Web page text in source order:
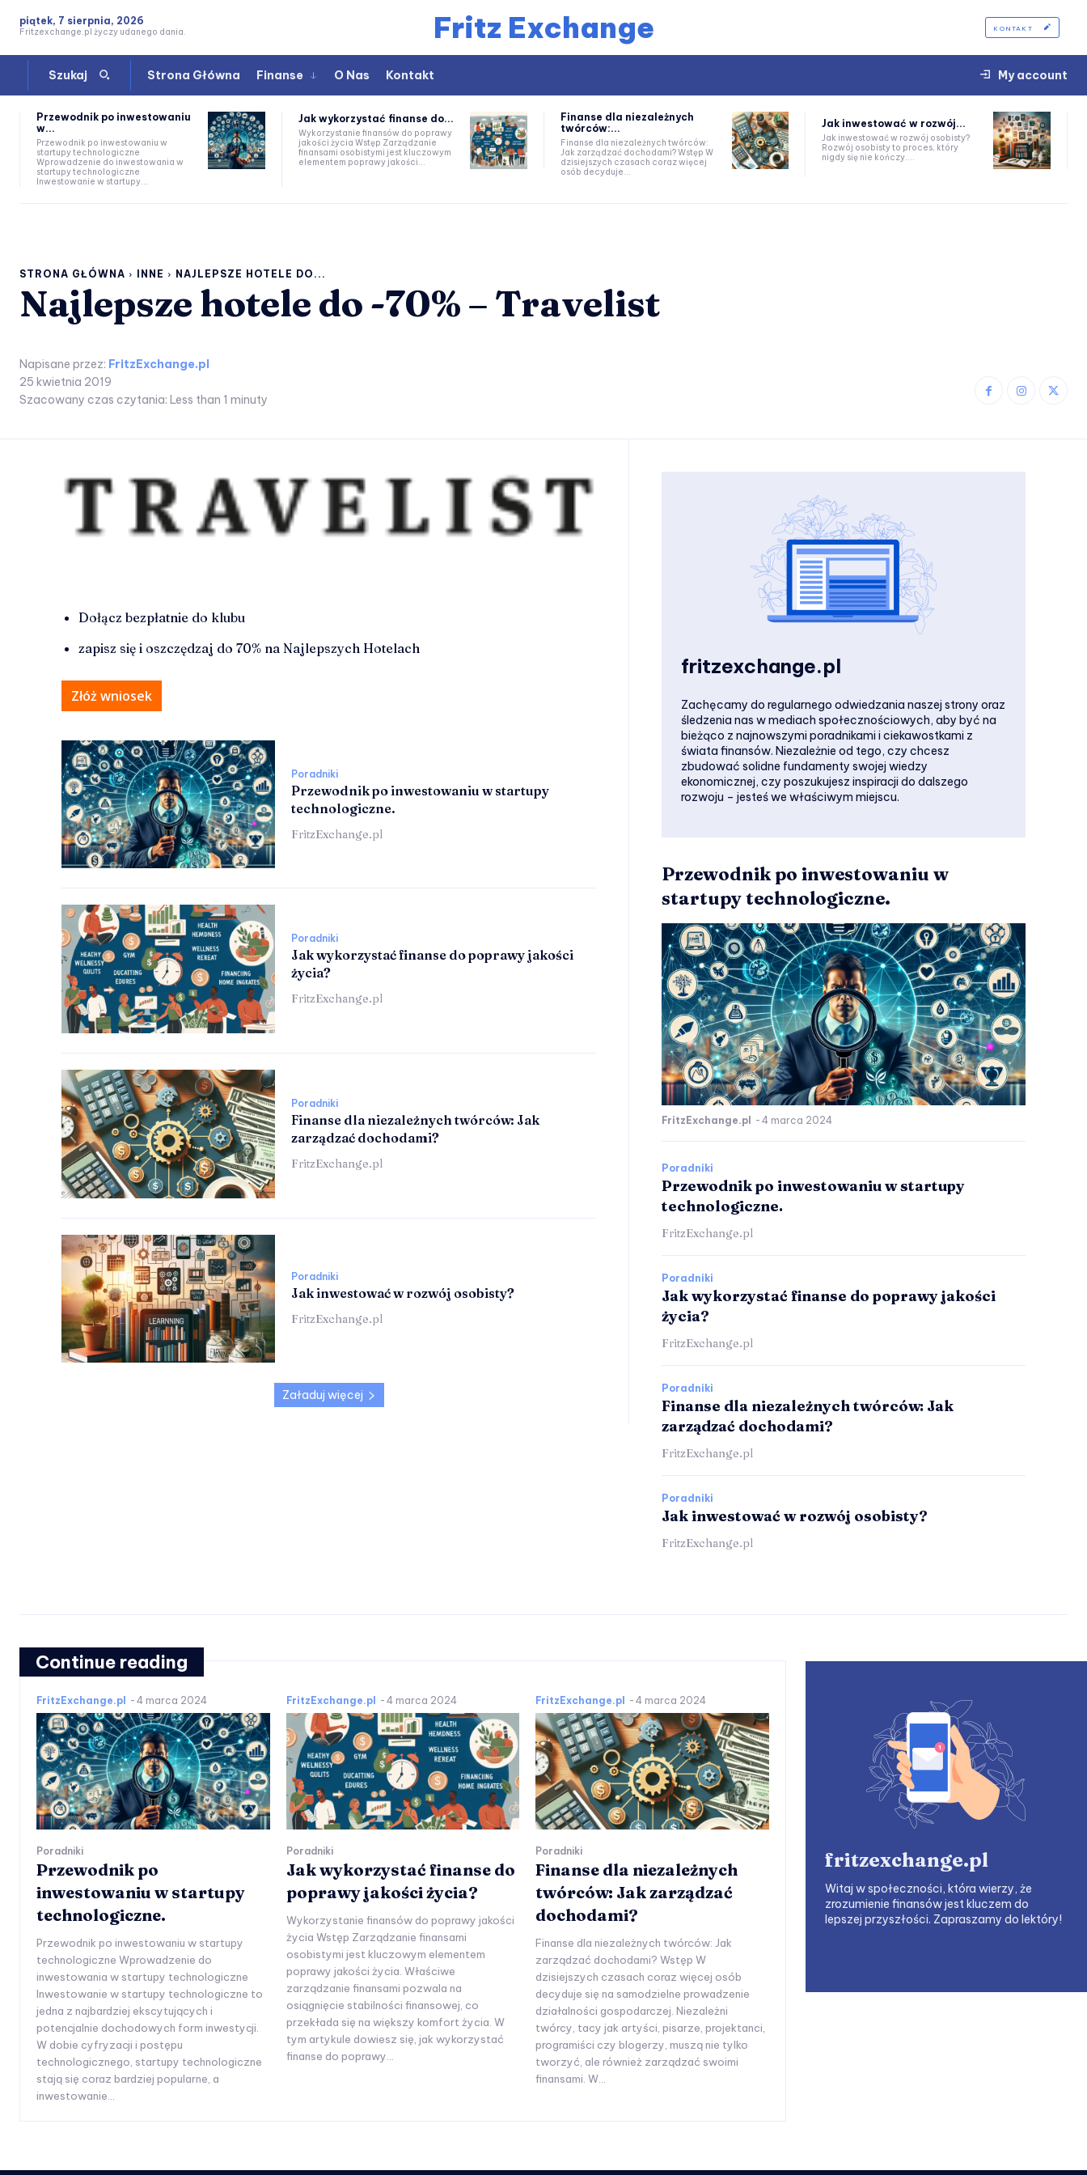
piątek, 7 sierpnia, 2026
Fritzexchange.pl życzy udanego dania. Fritz Exchange KONTAKT
Szukaj Strona Główna Finanse O Nas Kontakt My account
Przewodnik po inwestowaniu
w...
Przewodnik po inwestowaniu w
startupy technologiczne
Wprowadzenie do inwestowania w
startupy technologiczne
Inwestowanie w startupy...
Jak wykorzystać finanse do...
Wykorzystanie finansów do poprawy
jakości życia Wstęp Zarządzanie
finansami osobistymi jest kluczowym
elementem poprawy jakości...
Finanse dla niezależnych
twórców:...
Finanse dla niezależnych twórców:
Jak zarządzać dochodami? Wstęp W
dzisiejszych czasach coraz więcej
osób decyduje...
Jak inwestować w rozwój...
Jak inwestować w rozwój osobisty?
Rozwój osobisty to proces, który
nigdy się nie kończy....
STRONA GŁÓWNA INNE NAJLEPSZE HOTELE DO...
Najlepsze hotele do -70% – Travelist
Napisane przez: FritzExchange.pl
25 kwietnia 2019
Szacowany czas czytania: Less than 1 minuty
Dołącz bezpłatnie do klubu
zapisz się i oszczędzaj do 70% na Najlepszych Hotelach
Złóż wniosek
Poradniki
Przewodnik po inwestowaniu w startupy
technologiczne.
FritzExchange.pl
Poradniki
Jak wykorzystać finanse do poprawy jakości
życia?
FritzExchange.pl
Poradniki
Finanse dla niezależnych twórców: Jak
zarządzać dochodami?
FritzExchange.pl
Poradniki
Jak inwestować w rozwój osobisty?
FritzExchange.pl
Załaduj więcej
fritzexchange.pl
Zachęcamy do regularnego odwiedzania naszej strony oraz
śledzenia nas w mediach społecznościowych, aby być na
bieżąco z najnowszymi poradnikami i ciekawostkami z
świata finansów. Niezależnie od tego, czy chcesz
zbudować solidne fundamenty swojej wiedzy
ekonomicznej, czy poszukujesz inspiracji do dalszego
rozwoju – jesteś we właściwym miejscu.
Przewodnik po inwestowaniu w
startupy technologiczne.
FritzExchange.pl - 4 marca 2024
Poradniki
Przewodnik po inwestowaniu w startupy
technologiczne.
FritzExchange.pl
Poradniki
Jak wykorzystać finanse do poprawy jakości
życia?
FritzExchange.pl
Poradniki
Finanse dla niezależnych twórców: Jak
zarządzać dochodami?
FritzExchange.pl
Poradniki
Jak inwestować w rozwój osobisty?
FritzExchange.pl
Continue reading
FritzExchange.pl - 4 marca 2024
Poradniki
Przewodnik po
inwestowaniu w startupy
technologiczne.
Przewodnik po inwestowaniu w startupy
technologiczne Wprowadzenie do
inwestowania w startupy technologiczne
Inwestowanie w startupy technologiczne to
jedna z najbardziej ekscytujących i
potencjalnie dochodowych form inwestycji.
W dobie cyfryzacji i postępu
technologicznego, startupy technologiczne
stają się coraz bardziej popularne, a
inwestowanie...
FritzExchange.pl - 4 marca 2024
Poradniki
Jak wykorzystać finanse do
poprawy jakości życia?
Wykorzystanie finansów do poprawy jakości
życia Wstęp Zarządzanie finansami
osobistymi jest kluczowym elementem
poprawy jakości życia. Właściwe
zarządzanie finansami pozwala na
osiągnięcie stabilności finansowej, co
przekłada się na większy komfort życia. W
tym artykule dowiesz się, jak wykorzystać
finanse do poprawy...
FritzExchange.pl - 4 marca 2024
Poradniki
Finanse dla niezależnych
twórców: Jak zarządzać
dochodami?
Finanse dla niezależnych twórców: Jak
zarządzać dochodami? Wstęp W
dzisiejszych czasach coraz więcej osób
decyduje się na samodzielne prowadzenie
działalności gospodarczej. Niezależni
twórcy, tacy jak artyści, pisarze, projektanci,
programiści czy blogerzy, muszą nie tylko
tworzyć, ale również zarządzać swoimi
finansami. W...
fritzexchange.pl
Witaj w społeczności, która wierzy, że
zrozumienie finansów jest kluczem do
lepszej przyszłości. Zapraszamy do lektóry!